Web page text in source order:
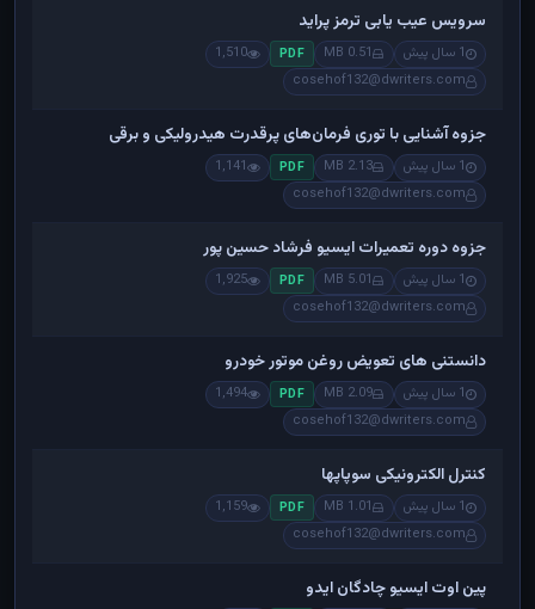
سرویس عیب یابی ترمز پراید
1 سال پیش 0.51 MB
PDF
1,510
cosehof132@dwriters.com
جزوه آشنایی با توری فرمان‌های پرقدرت هیدرولیکی و برقی
1 سال پیش 2.13 MB
PDF
1,141
cosehof132@dwriters.com
جزوه دوره تعمیرات ایسیو فرشاد حسین پور
1 سال پیش 5.01 MB
PDF
1,925
cosehof132@dwriters.com
دانستنی های تعویض روغن موتور خودرو
1 سال پیش 2.09 MB
PDF
1,494
cosehof132@dwriters.com
کنترل الکترونیکی سوپاپها
1 سال پیش 1.01 MB
PDF
1,159
cosehof132@dwriters.com
پین اوت ایسیو چادگان ایدو